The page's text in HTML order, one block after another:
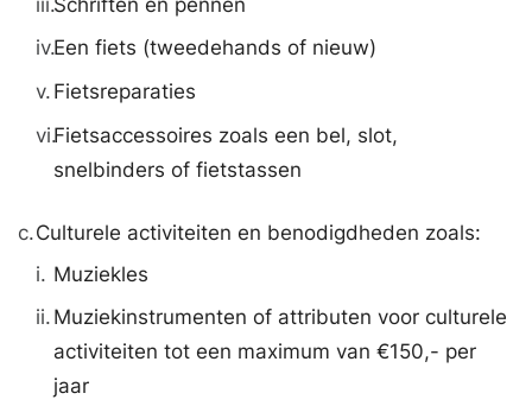
iv.Een fiets (tweedehands of nieuw)
v. Fietsreparaties
vi.Fietsaccessoires zoals een bel, slot,
snelbinders of fietstassen
c.Culturele activiteiten en benodigdheden zoals:
i. Muziekles
ii. Muziekinstrumenten of attributen voor culturele
activiteiten tot een maximum van €150,- per
jaar